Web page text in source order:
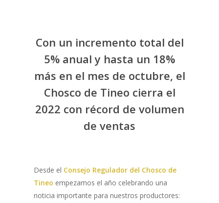
Con un incremento total del
5% anual y hasta un 18%
más en el mes de octubre, el
Chosco de Tineo cierra el
2022 con récord de volumen
de ventas
Desde el Consejo Regulador del Chosco de
Tineo empezamos el año celebrando una
noticia importante para nuestros productores: